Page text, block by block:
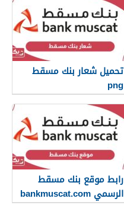
تحميل شعار بنك مسقط
png
رابط موقع بنك مسقط
الرسمي bankmuscat.com